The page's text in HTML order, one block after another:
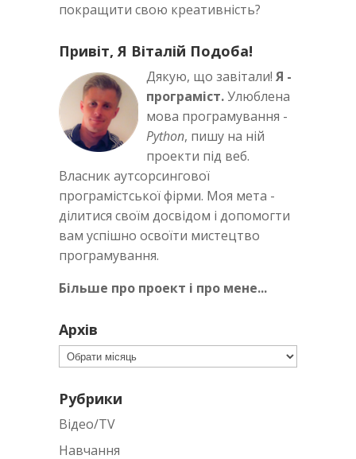
покращити свою креативність?
Привіт, Я Віталій Подоба!
Дякую, що завітали! Я -
програміст.Улюблена
мова програмування -
Python, пишу на ній
проекти під веб.
Власник аутсорсингової
програмістської фірми. Моя мета -
ділитися своїм досвідом і допомогти
вам успішно освоїти мистецтво
програмування.
Більше про проект і про мене...
Архів
Архів
Рубрики
Відео/TV
Навчання